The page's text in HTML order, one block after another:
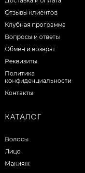
Отзывы клиентов
Клубная программа
Вопросы и ответы
Обмен и возврат
Реквизиты
Политика
конфиденциальности
Контакты
КАТАЛОГ
Волосы
Лицо
Макияж